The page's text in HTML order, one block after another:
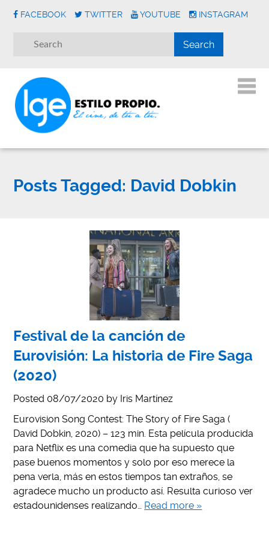
FACEBOOK TWITTER YOUTUBE INSTAGRAM
Posts Tagged: David Dobkin
Festival de la canción de
Eurovisión: La historia de Fire Saga
(2020)
Posted 08/07/2020 by Iris Martínez
Eurovision Song Contest: The Story of Fire Saga (
David Dobkin, 2020) – 123 min. Esta película producida
para Netflix es una comedia que ha supuesto que
pase buenos momentos y solo por eso merece la
pena verla, más en estos tiempos tan extraños, se
agradece mucho un producto así. Resulta curioso ver
estadounidenses realizando… Read more »